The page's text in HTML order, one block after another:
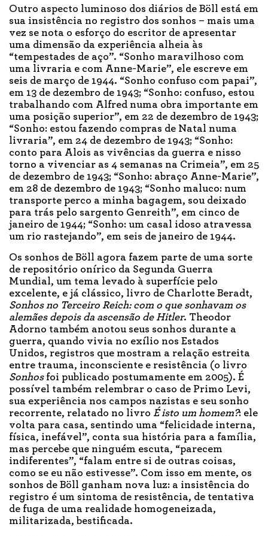
Outro aspecto luminoso dos diários de Böll está em
sua insistência no registro dos sonhos – mais uma
vez se nota o esforço do escritor de apresentar
uma dimensão da experiência alheia às
“tempestades de aço”. “Sonho maravilhoso com
uma livraria e com Anne-Marie”, ele escreve em
seis de março de 1944. “Sonho confuso com papai”,
em 13 de dezembro de 1943; “Sonho: confuso, estou
trabalhando com Alfred numa obra importante em
uma posição superior”, em 22 de dezembro de 1943;
“Sonho: estou fazendo compras de Natal numa
livraria”, em 24 de dezembro de 1943; “Sonho:
conto para Alois as vivências da guerra e nisso
torno a vivenciar as 4 semanas na Crimeia”, em 25
de dezembro de 1943; “Sonho: abraço Anne-Marie”,
em 28 de dezembro de 1943; “Sonho maluco: num
transporte perco a minha bagagem, sou deixado
para trás pelo sargento Genreith”, em cinco de
janeiro de 1944; “Sonho: um casal idoso atravessa
um rio rastejando”, em seis de janeiro de 1944.
Os sonhos de Böll agora fazem parte de uma sorte
de repositório onírico da Segunda Guerra
Mundial, um tema levado à superfície pelo
excelente, e já clássico, livro de Charlotte Beradt,
Sonhos no Terceiro Reich: com o que sonhavam os
alemães depois da ascensão de Hitler. Theodor
Adorno também anotou seus sonhos durante a
guerra, quando vivia no exílio nos Estados
Unidos, registros que mostram a relação estreita
entre trauma, inconsciente e resistência (o livro
Sonhosfoi publicado postumamente em 2005). É
possível também relembrar o caso de Primo Levi,
sua experiência nos campos nazistas e seu sonho
recorrente, relatado no livro É isto um homem?: ele
volta para casa, sentindo uma “felicidade interna,
física, inefável”, conta sua história para a família,
mas percebe que ninguém escuta, “parecem
indiferentes”, “falam entre si de outras coisas,
como se eu não estivesse”. Com isso em mente, os
sonhos de Böll ganham nova luz: a insistência do
registro é um sintoma de resistência, de tentativa
de fuga de uma realidade homogeneizada,
militarizada, bestificada.